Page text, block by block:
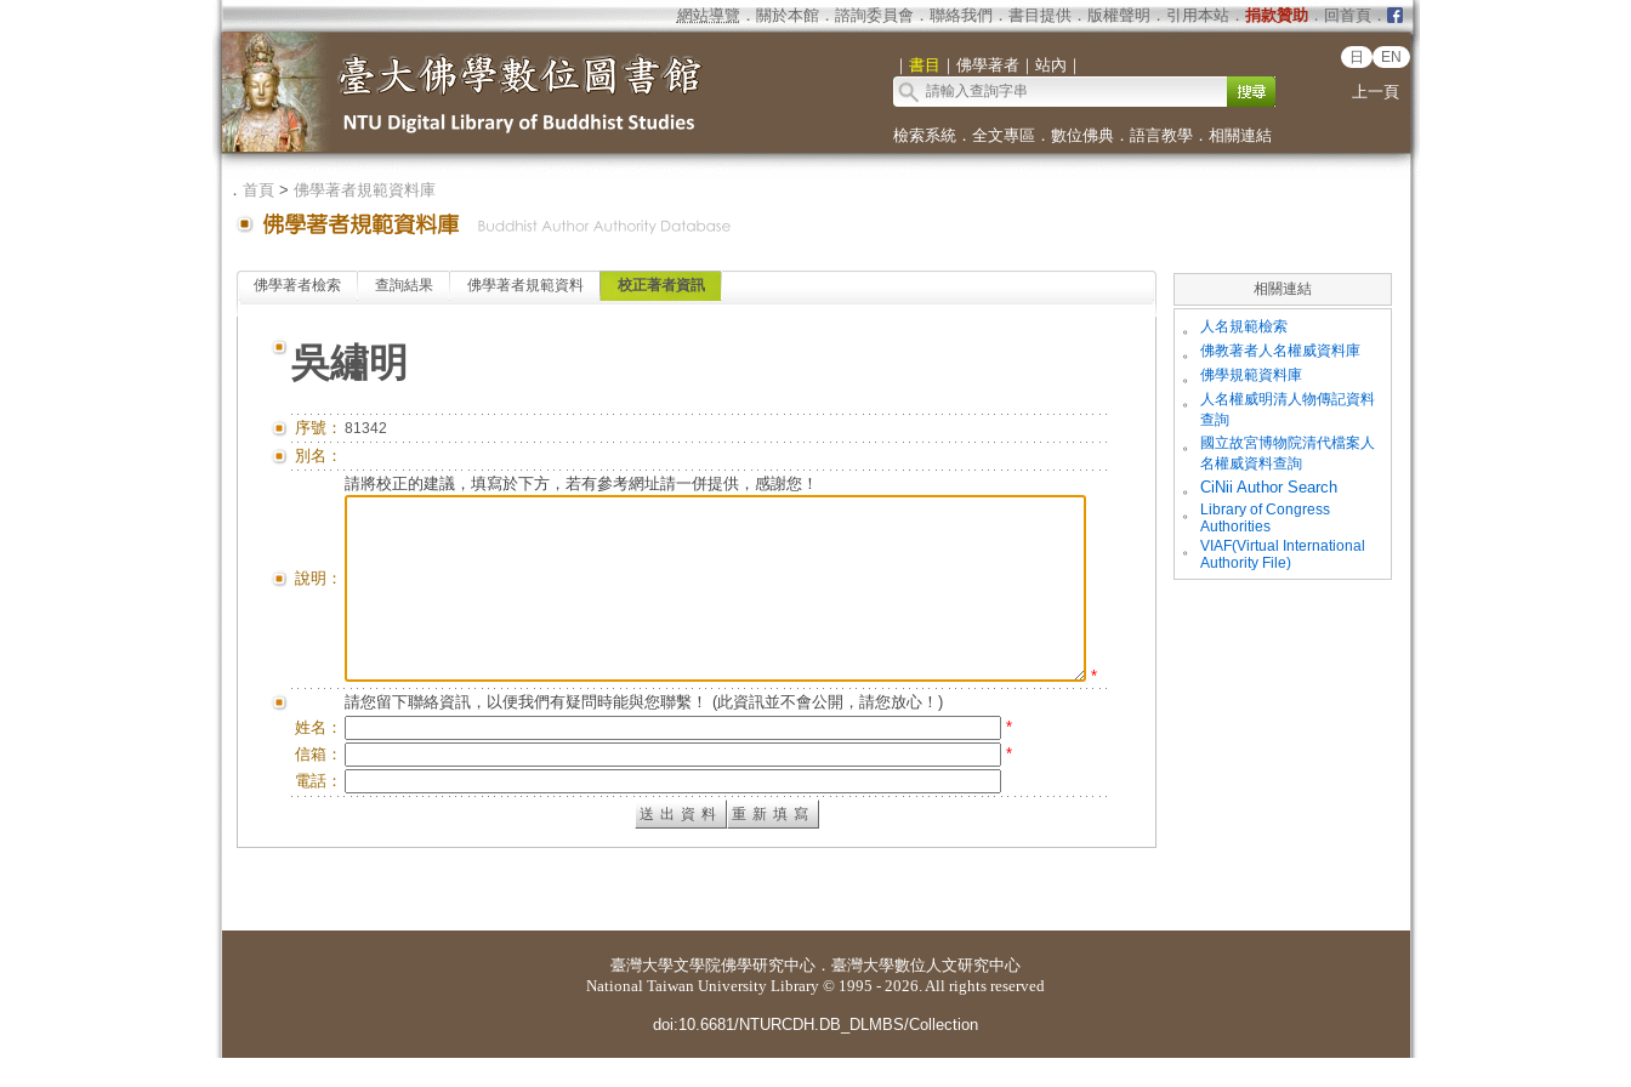
網站導覽 ． 關於本館． 諮詢委員會． 聯絡我們 ． 書目提供． 版權聲明 ． 引用本站． 捐款贊助．回首頁．
｜ 書目 ｜ 佛學著者｜ 站內 ｜ 日 EN
上一頁
檢索系統． 全文專區 ． 數位佛典． 語言教學． 相關連結
． 首頁> 佛學著者規範資料庫
佛學著者檢索 查詢結果 佛學著者規範資料 校正著者資訊
吳繡明
序號： 81342
別名：
說明：
請將校正的建議，填寫於下方，若有參考網址請一併提供，感謝您！
*
請您留下聯絡資訊，以便我們有疑問時能與您聯繫！ (此資訊並不會公開，請您放心！)
姓名：
*
信箱：
*
電話：
相關連結
。 人名規範檢索
。 佛教著者人名權威資料庫
。 佛學規範資料庫
。
人名權威明清人物傳記資料
查詢
。
國立故宮博物院清代檔案人
名權威資料查詢
。
CiNii Author Search
。
Library of Congress
Authorities
。
VIAF(Virtual International
Authority File)
臺灣大學文學院佛學研究中心 ． 臺灣大學數位人文研究中心
National Taiwan University Library © 1995 - 2026. All rights reserved
doi:10.6681/NTURCDH.DB_DLMBS/Collection